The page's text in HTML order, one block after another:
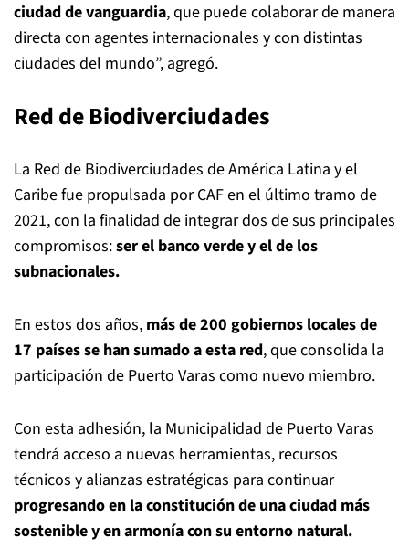
ciudad de vanguardia, que puede colaborar de manera
directa con agentes internacionales y con distintas
ciudades del mundo”, agregó.
Red de Biodiverciudades
La Red de Biodiverciudades de América Latina y el
Caribe fue propulsada por CAF en el último tramo de
2021, con la finalidad de integrar dos de sus principales
compromisos:ser el banco verde y el de los
subnacionales.
En estos dos años, más de 200 gobiernos locales de
17 países se han sumado a esta red, que consolida la
participación de Puerto Varas como nuevo miembro.
Con esta adhesión, la Municipalidad de Puerto Varas
tendrá acceso a nuevas herramientas, recursos
técnicos y alianzas estratégicas para continuar
progresando en la constitución de una ciudad más
sostenible y en armonía con su entorno natural.